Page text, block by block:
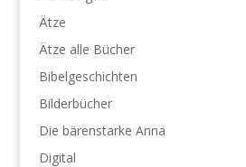
Ätze
Ätze alle Bücher
Bibelgeschichten
Bilderbücher
Die bärenstarke Anna
Digital